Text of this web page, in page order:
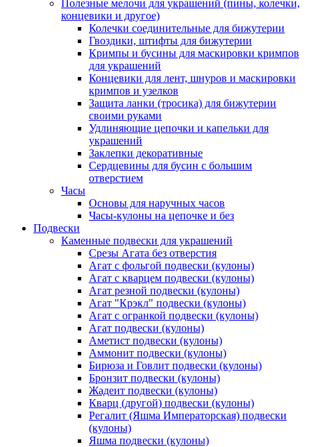
Полезные мелочи для украшений (пины, колечки,
концевики и другое)
Колечки соединительные для бижутерии
Гвоздики, штифты для бижутерии
Кримпы и бусины для маскировки кримпов
для украшений
Концевики для лент, шнуров и маскировки
кримпов и узелков
Защита ланки (тросика) для бижутерии
своими руками
Удлиняющие цепочки и капельки для
украшений
Заклепки декоративные
Сердцевины для бусин с большим
отверстием
Часы
Основы для наручных часов
Часы-кулоны на цепочке и без
Подвески
Каменные подвески для украшений
Срезы Агата без отверстия
Агат с фольгой подвески (кулоны)
Агат с кварцем подвески (кулоны)
Агат резной подвески (кулоны)
Агат "Крэкл" подвески (кулоны)
Агат с огранкой подвески (кулоны)
Агат подвески (кулоны)
Аметист подвески (кулоны)
Аммонит подвески (кулоны)
Бирюза и Говлит подвески (кулоны)
Бронзит подвески (кулоны)
Жадеит подвески (кулоны)
Кварц (другой) подвески (кулоны)
Регалит (Яшма Императорская) подвески
(кулоны)
Яшма подвески (кулоны)